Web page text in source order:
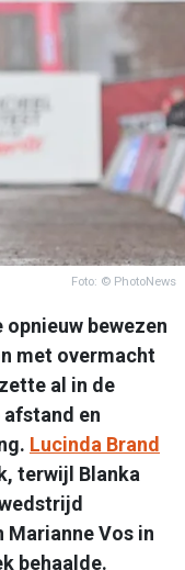
Foto: © PhotoNews
bewezen
met overmacht
al in de
en
Lucinda Brand
terwijl Blanka
Vos in
behaalde.